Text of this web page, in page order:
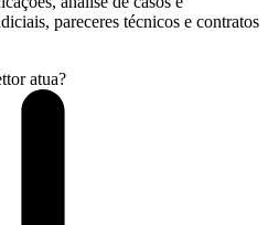
pareceres técnicos e contratos
atua?